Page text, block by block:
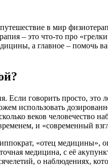
в мир
– это что-то про
а главное –
Если говорить просто,
использовать
веков человечество
и «современный
«отец
медицина, с её
о наблюдениях,